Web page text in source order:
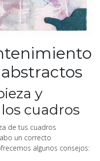
y
cuadros
de tus cuadros
un correcto
algunos consejos: